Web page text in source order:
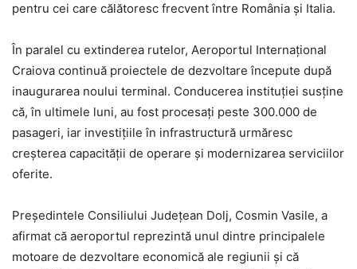
pentru cei care călătoresc frecvent între România și Italia.
În paralel cu extinderea rutelor, Aeroportul Internațional
Craiova continuă proiectele de dezvoltare începute după
inaugurarea noului terminal. Conducerea instituției susține
că, în ultimele luni, au fost procesați peste 300.000 de
pasageri, iar investițiile în infrastructură urmăresc
creșterea capacității de operare și modernizarea serviciilor
oferite.
Președintele Consiliului Județean Dolj, Cosmin Vasile, a
afirmat că aeroportul reprezintă unul dintre principalele
motoare de dezvoltare economică ale regiunii și că